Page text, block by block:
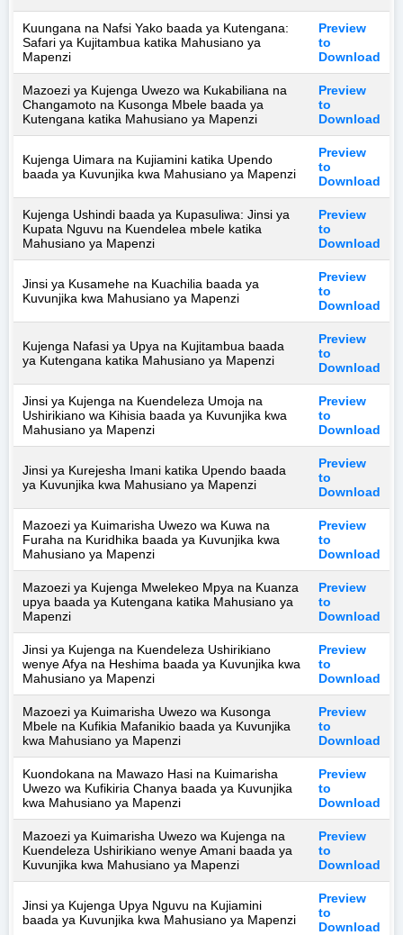
Kuungana na Nafsi Yako baada ya Kutengana:
Safari ya Kujitambua katika Mahusiano ya
Mapenzi
Preview
to
Download
Mazoezi ya Kujenga Uwezo wa Kukabiliana na
Changamoto na Kusonga Mbele baada ya
Kutengana katika Mahusiano ya Mapenzi
Preview
to
Download
Kujenga Uimara na Kujiamini katika Upendo
baada ya Kuvunjika kwa Mahusiano ya Mapenzi
Preview
to
Download
Kujenga Ushindi baada ya Kupasuliwa: Jinsi ya
Kupata Nguvu na Kuendelea mbele katika
Mahusiano ya Mapenzi
Preview
to
Download
Jinsi ya Kusamehe na Kuachilia baada ya
Kuvunjika kwa Mahusiano ya Mapenzi
Preview
to
Download
Kujenga Nafasi ya Upya na Kujitambua baada
ya Kutengana katika Mahusiano ya Mapenzi
Preview
to
Download
Jinsi ya Kujenga na Kuendeleza Umoja na
Ushirikiano wa Kihisia baada ya Kuvunjika kwa
Mahusiano ya Mapenzi
Preview
to
Download
Jinsi ya Kurejesha Imani katika Upendo baada
ya Kuvunjika kwa Mahusiano ya Mapenzi
Preview
to
Download
Mazoezi ya Kuimarisha Uwezo wa Kuwa na
Furaha na Kuridhika baada ya Kuvunjika kwa
Mahusiano ya Mapenzi
Preview
to
Download
Mazoezi ya Kujenga Mwelekeo Mpya na Kuanza
upya baada ya Kutengana katika Mahusiano ya
Mapenzi
Preview
to
Download
Jinsi ya Kujenga na Kuendeleza Ushirikiano
wenye Afya na Heshima baada ya Kuvunjika kwa
Mahusiano ya Mapenzi
Preview
to
Download
Mazoezi ya Kuimarisha Uwezo wa Kusonga
Mbele na Kufikia Mafanikio baada ya Kuvunjika
kwa Mahusiano ya Mapenzi
Preview
to
Download
Kuondokana na Mawazo Hasi na Kuimarisha
Uwezo wa Kufikiria Chanya baada ya Kuvunjika
kwa Mahusiano ya Mapenzi
Preview
to
Download
Mazoezi ya Kuimarisha Uwezo wa Kujenga na
Kuendeleza Ushirikiano wenye Amani baada ya
Kuvunjika kwa Mahusiano ya Mapenzi
Preview
to
Download
Jinsi ya Kujenga Upya Nguvu na Kujiamini
baada ya Kuvunjika kwa Mahusiano ya Mapenzi
Preview
to
Download